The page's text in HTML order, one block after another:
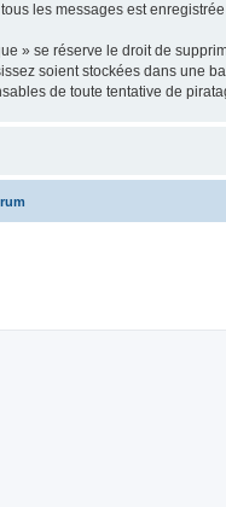
les messages est
» se réserve le droit de
soient stockées dans une
de toute tentative de